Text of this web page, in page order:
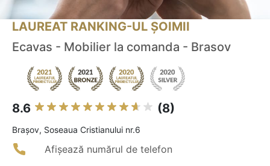
LAUREAT RANKING-UL ȘOIMII
Ecavas - Mobilier la comanda - Brasov
8.6 (8)
Braşov, Soseaua Cristianului nr.6
Afișează numărul de telefon